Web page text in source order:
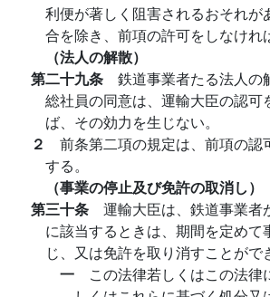
利便が著しく阻害されるおそれが
合を除き、前項の許可をしなけれ
（法人の解散）
第二十九条 鉄道事業者たる法人の
総社員の同意は、運輸大臣の認可
ば、その効力を生じない。
２ 前条第二項の規定は、前項の認
する。
（事業の停止及び免許の取消し）
第三十条 運輸大臣は、鉄道事業者
に該当するときは、期間を定めて
じ、又は免許を取り消すことがで
一 この法律若しくはこの法律